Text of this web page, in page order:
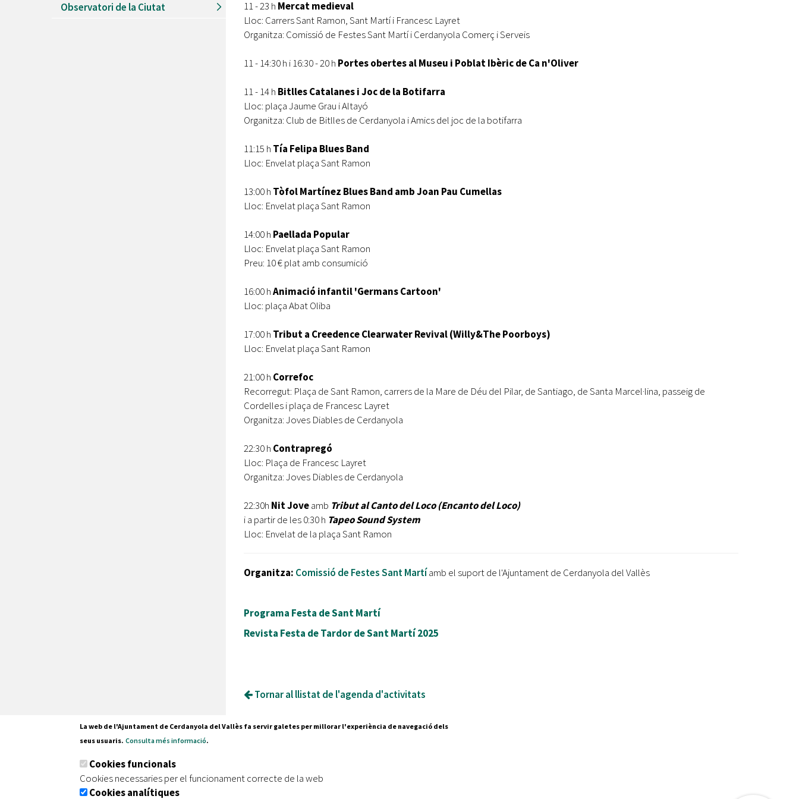
Observatori de la Ciutat
11 - 23 h Mercat medieval
Lloc: Carrers Sant Ramon, Sant Martí i Francesc Layret
Organitza: Comissió de Festes Sant Martí i Cerdanyola Comerç i Serveis
11 - 14:30 h i 16:30 - 20 h Portes obertes al Museu i Poblat Ibèric de Ca n'Oliver
11 - 14 h Bitlles Catalanes i Joc de la Botifarra
Lloc: plaça Jaume Grau i Altayó
Organitza: Club de Bitlles de Cerdanyola i Amics del joc de la botifarra
11:15 h Tía Felipa Blues Band
Lloc: Envelat plaça Sant Ramon
13:00 h Tòfol Martínez Blues Band amb Joan Pau Cumellas
Lloc: Envelat plaça Sant Ramon
14:00 h Paellada Popular
Lloc: Envelat plaça Sant Ramon
Preu: 10 € plat amb consumició
16:00 hAnimació infantil 'Germans Cartoon'
Lloc: plaça Abat Oliba
17:00 h Tribut a Creedence Clearwater Revival (Willy&The Poorboys)
Lloc: Envelat plaça Sant Ramon
21:00 h Correfoc
Recorregut: Plaça de Sant Ramon, carrers de la Mare de Déu del Pilar, de Santiago, de Santa Marcel·lina, passeig de
Cordelles i plaça de Francesc Layret
Organitza: Joves Diables de Cerdanyola
22:30 h Contrapregó
Lloc: Plaça de Francesc Layret
Organitza: Joves Diables de Cerdanyola
22:30h Nit Joveamb Tribut al Canto del Loco (Encanto del Loco)
i a partir de les 0:30 h Tapeo Sound System
Lloc: Envelat de la plaça Sant Ramon
Organitza: Comissió de Festes Sant Martíamb el suport de l'Ajuntament de Cerdanyola del Vallès
Programa Festa de Sant Martí
Revista Festa de Tardor de Sant Martí 2025
Tornar al llistat de l'agenda d'activitats
Tel. 935 80 88 88
La web de l'Ajuntament de Cerdanyola del Vallès fa servir galetes per millorar l'experiència de navegació dels
seus usuaris. Consulta més informació.
Cookies funcionals
Cookies necessaries per el funcionament correcte de la web
Cookies analítiques